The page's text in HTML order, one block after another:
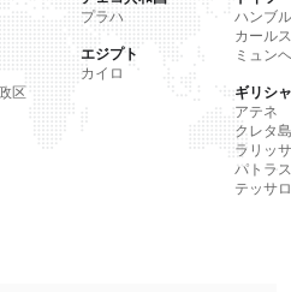
区
プラハ
エジプト
カイロ
ハンブ
カール
ミュン
ギリシャ
アテネ
クレタ島
ラリッサ
パトラス
テッサ